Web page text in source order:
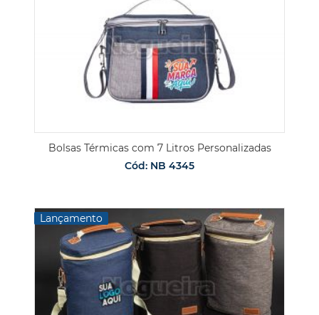
Bolsas Térmicas com 7 Litros Personalizadas
Cód: NB 4345
Lançamento